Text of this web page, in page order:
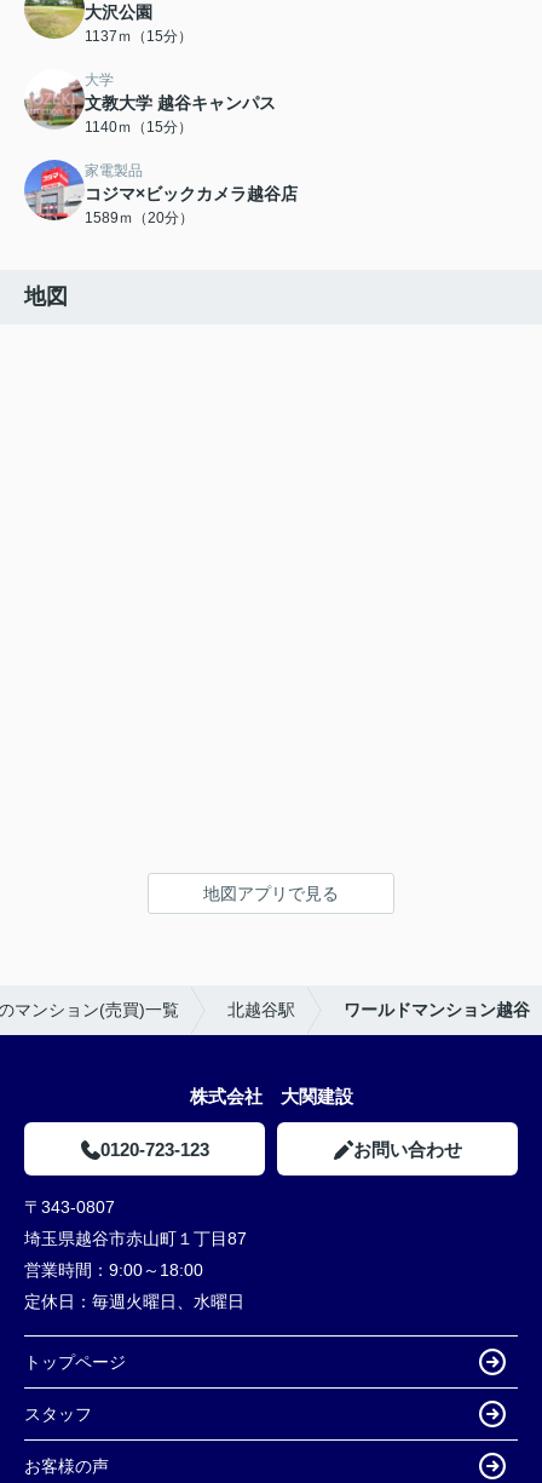
大沢公園
1137ｍ（15分）
大学
文教大学 越谷キャンパス
1140ｍ（15分）
家電製品
コジマ×ビックカメラ越谷店
1589ｍ（20分）
地図
地図アプリで見る
マンション(売買)一覧 北越谷駅 ワールドマンション越谷
株式会社 大関建設
0120-723-123 お問い合わせ
〒343-0807
埼玉県越谷市赤山町１丁目87
営業時間： 9:00～18:00
定休日： 毎週火曜日、水曜日
トップページ
スタッフ
お客様の声